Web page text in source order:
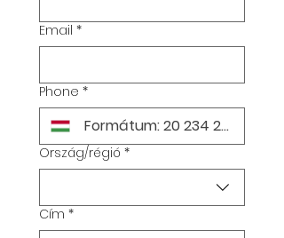
Email *
Phone *
Multi-line address
Ország/régió *
Cím *